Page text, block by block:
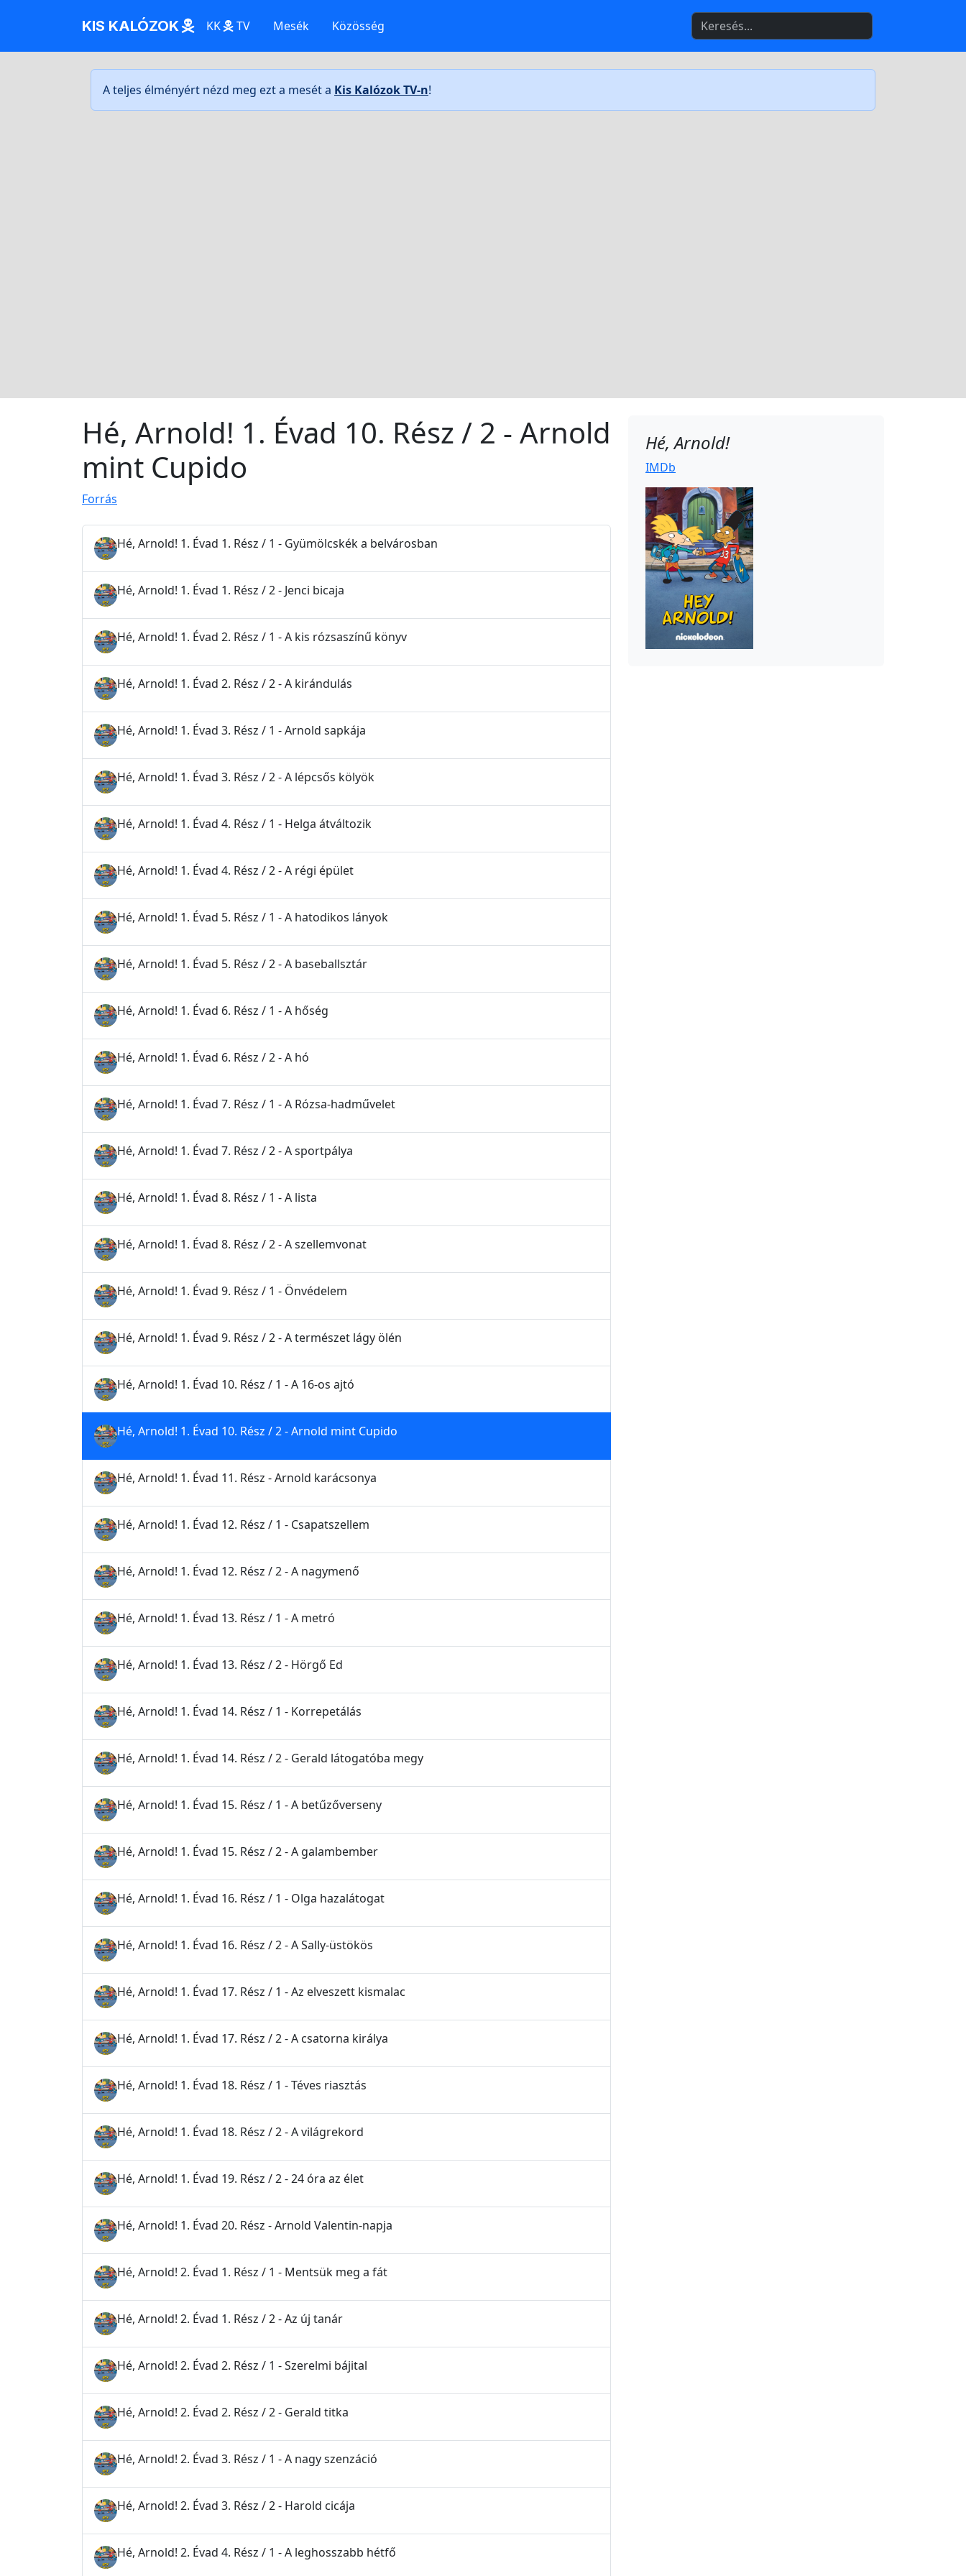
KIS KALÓZOK KK TV Mesék Közösség
A teljes élményért nézd meg ezt a mesét a Kis Kalózok TV-n!
Hé, Arnold! 1. Évad 10. Rész / 2 - Arnold
mint Cupido
Forrás
Hé, Arnold! 1. Évad 1. Rész / 1 - Gyümölcskék a belvárosban
Hé, Arnold! 1. Évad 1. Rész / 2 - Jenci bicaja
Hé, Arnold! 1. Évad 2. Rész / 1 - A kis rózsaszínű könyv
Hé, Arnold! 1. Évad 2. Rész / 2 - A kirándulás
Hé, Arnold! 1. Évad 3. Rész / 1 - Arnold sapkája
Hé, Arnold! 1. Évad 3. Rész / 2 - A lépcsős kölyök
Hé, Arnold! 1. Évad 4. Rész / 1 - Helga átváltozik
Hé, Arnold! 1. Évad 4. Rész / 2 - A régi épület
Hé, Arnold! 1. Évad 5. Rész / 1 - A hatodikos lányok
Hé, Arnold! 1. Évad 5. Rész / 2 - A baseballsztár
Hé, Arnold! 1. Évad 6. Rész / 1 - A hőség
Hé, Arnold! 1. Évad 6. Rész / 2 - A hó
Hé, Arnold! 1. Évad 7. Rész / 1 - A Rózsa-hadművelet
Hé, Arnold! 1. Évad 7. Rész / 2 - A sportpálya
Hé, Arnold! 1. Évad 8. Rész / 1 - A lista
Hé, Arnold! 1. Évad 8. Rész / 2 - A szellemvonat
Hé, Arnold! 1. Évad 9. Rész / 1 - Önvédelem
Hé, Arnold! 1. Évad 9. Rész / 2 - A természet lágy ölén
Hé, Arnold! 1. Évad 10. Rész / 1 - A 16-os ajtó
Hé, Arnold! 1. Évad 10. Rész / 2 - Arnold mint Cupido
Hé, Arnold! 1. Évad 11. Rész - Arnold karácsonya
Hé, Arnold! 1. Évad 12. Rész / 1 - Csapatszellem
Hé, Arnold! 1. Évad 12. Rész / 2 - A nagymenő
Hé, Arnold! 1. Évad 13. Rész / 1 - A metró
Hé, Arnold! 1. Évad 13. Rész / 2 - Hörgő Ed
Hé, Arnold! 1. Évad 14. Rész / 1 - Korrepetálás
Hé, Arnold! 1. Évad 14. Rész / 2 - Gerald látogatóba megy
Hé, Arnold! 1. Évad 15. Rész / 1 - A betűzőverseny
Hé, Arnold! 1. Évad 15. Rész / 2 - A galambember
Hé, Arnold! 1. Évad 16. Rész / 1 - Olga hazalátogat
Hé, Arnold! 1. Évad 16. Rész / 2 - A Sally-üstökös
Hé, Arnold! 1. Évad 17. Rész / 1 - Az elveszett kismalac
Hé, Arnold! 1. Évad 17. Rész / 2 - A csatorna királya
Hé, Arnold! 1. Évad 18. Rész / 1 - Téves riasztás
Hé, Arnold! 1. Évad 18. Rész / 2 - A világrekord
Hé, Arnold! 1. Évad 19. Rész / 2 - 24 óra az élet
Hé, Arnold! 1. Évad 20. Rész - Arnold Valentin-napja
Hé, Arnold! 2. Évad 1. Rész / 1 - Mentsük meg a fát
Hé, Arnold! 2. Évad 1. Rész / 2 - Az új tanár
Hé, Arnold! 2. Évad 2. Rész / 1 - Szerelmi bájital
Hé, Arnold! 2. Évad 2. Rész / 2 - Gerald titka
Hé, Arnold! 2. Évad 3. Rész / 1 - A nagy szenzáció
Hé, Arnold! 2. Évad 3. Rész / 2 - Harold cicája
Hé, Arnold! 2. Évad 4. Rész / 1 - A leghosszabb hétfő
Hé, Arnold!
IMDb